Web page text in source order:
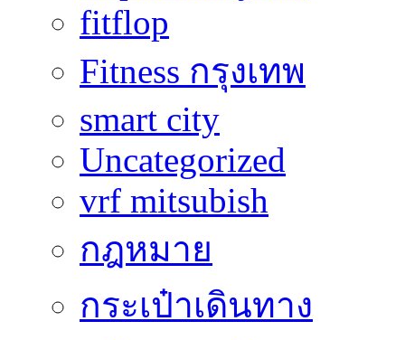
fitflop
Fitness กรุงเทพ
smart city
Uncategorized
vrf mitsubish
กฎหมาย
กระเป๋าเดินทาง